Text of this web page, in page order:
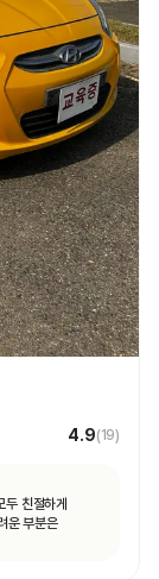
4.9(19)
친절하게
운 부분은